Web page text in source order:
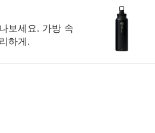
보세요. 가방 속
하게.